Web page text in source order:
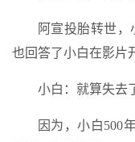
阿宣投胎转世，
也回答了小白在影片
小白：就算失去
因为，小白500